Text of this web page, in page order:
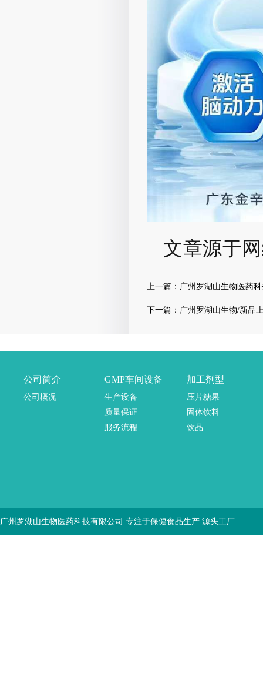
文章源于
上一篇： 广州罗湖山生物医药
下一篇： 广州罗湖山生物/新品
公司简介
公司概况
GMP车间设备
生产设备
质量保证
服务流程
加工剂型
压片糖果
固体饮料
饮品
广州罗湖山生物医药科技有限公司 专注于保健食品生产 源头工厂